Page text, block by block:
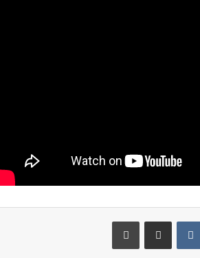
مشاركة عبر البريد طباعة
أول فوز مع المدرب الجديد مزيان
فيديو.. مشجع مغربي اقتحم أرضية
فيديو.. سينغالي يسأل وهبي عن الكان